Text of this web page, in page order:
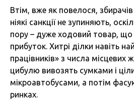
Втім, вже як повелося, збирачів
ніякі санкції не зупиняють,
пору – дуже ходовий товар, що
прибуток. Хитрі ділки навіть
працівників» з числа місцевих
цибулю вивозять сумками і
мікроавтобусами, а потім
ринках.